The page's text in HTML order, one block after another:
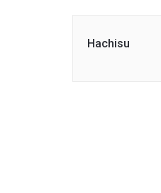
Hachisu